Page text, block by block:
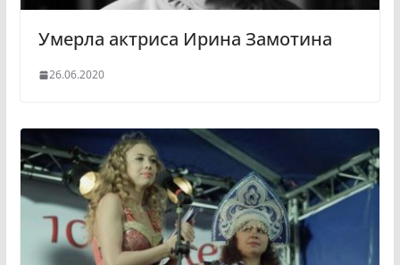
Умерла актриса Ирина Замотина
26.06.2020